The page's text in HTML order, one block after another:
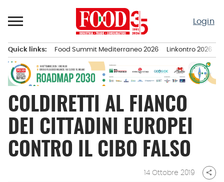
al
Login
principale
Quick links: Food Summit Mediterraneo 2026 Linkontro 2026
COLDIRETTI AL FIANCO
DEI CITTADINI EUROPEI
CONTRO IL CIBO FALSO
14 Ottobre 2019 share